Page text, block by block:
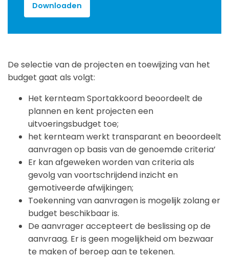
Downloaden
De selectie van de projecten en toewijzing van het
budget gaat als volgt:
Het kernteam Sportakkoord beoordeelt de
plannen en kent projecten een
uitvoeringsbudget toe;
het kernteam werkt transparant en beoordeelt
aanvragen op basis van de genoemde criteria’
Er kan afgeweken worden van criteria als
gevolg van voortschrijdend inzicht en
gemotiveerde afwijkingen;
Toekenning van aanvragen is mogelijk zolang er
budget beschikbaar is.
De aanvrager accepteert de beslissing op de
aanvraag. Er is geen mogelijkheid om bezwaar
te maken of beroep aan te tekenen.